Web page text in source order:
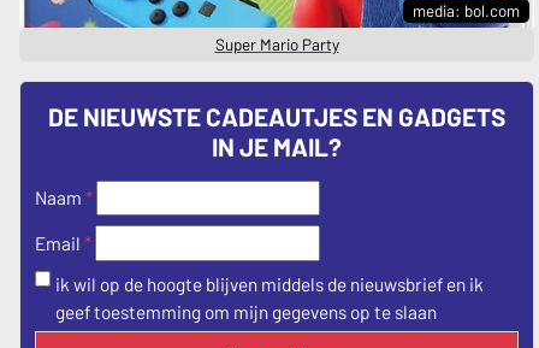
media: bol.com
Super Mario Party
DE NIEUWSTE CADEAUTJES EN GADGETS
IN JE MAIL?
Naam *
Email *
ik wil op de hoogte blijven middels de nieuwsbrief en ik
geef toestemming om mijn gegevens op te slaan